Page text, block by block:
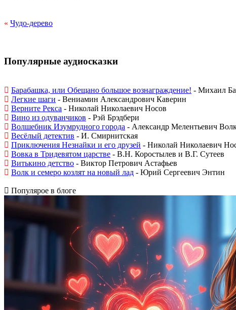
« Чудо-дерево
Популярные аудиосказки
Барабашка, или Обещано большое вознаграждение! - Михаил
Легкие шаги - Вениамин Александрович Каверин
Верните Рекса - Николай Николаевич Носов
Вино из одуванчиков - Рэй Брэдбери
Волшебник Изумрудного города - Александр Мелентьевич
Весёлый детектив - И. Смирнитская
Приключения Незнайки и его друзей - Николай Николаевич
Вовка в Тридевятом царстве - В.Н. Коростылев и В.Г. Сутеев
Витькино детство - Виктор Петрович Астафьев
Волк и семеро козлят на новый лад - Юрий Сергеевич Энтин
Популярое в блоге